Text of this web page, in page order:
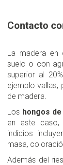
Contacto
La madera
suelo o con
superior al
ejemplo vallas,
de madera.
Los hongos
en este caso,
indicios
masa,
Además del